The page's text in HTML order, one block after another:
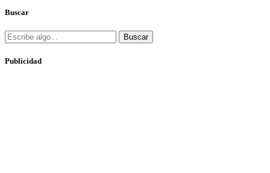
Buscar
Buscar
Publicidad